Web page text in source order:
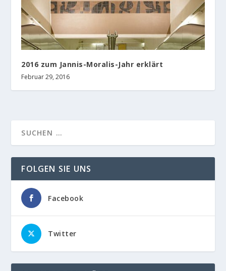
2016 zum Jannis-Moralis-Jahr erklärt
Februar 29, 2016
FOLGEN SIE UNS
Facebook
Twitter